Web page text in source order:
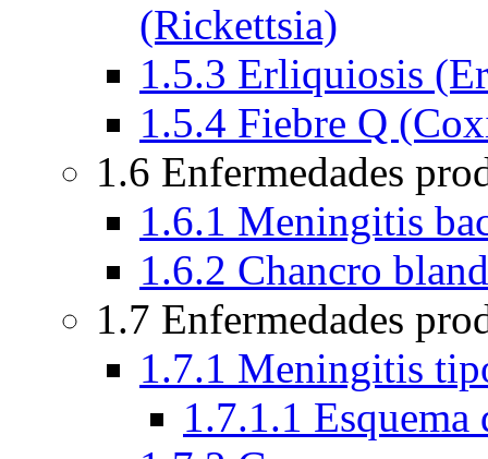
(Rickettsia)
1.5.3 Erliquiosis
1.5.4 Fiebre Q
1.6 Enfermedades
1.6.1 Meningitis
1.6.2 Chancro
1.7 Enfermedades
1.7.1 Meningitis
1.7.1.1 Esquema